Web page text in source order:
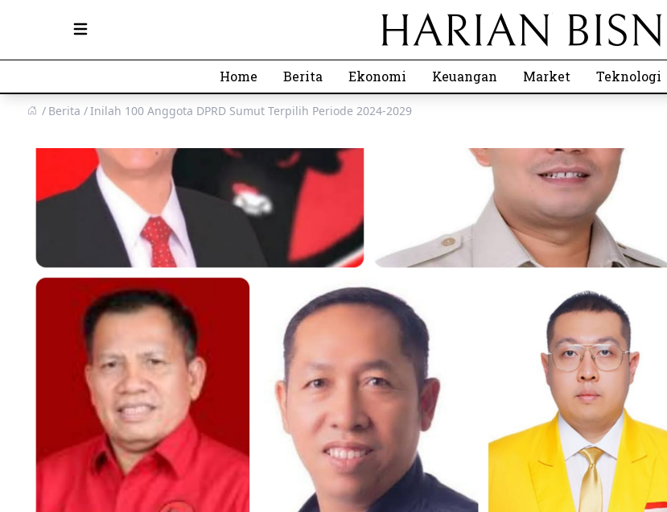
Open main menu
Home Berita Ekonomi Keuangan Market Teknologi
Berita Inilah 100 Anggota DPRD Sumut Terpilih Periode 2024-2029